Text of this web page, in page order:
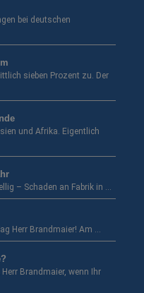
bei deutschen
sieben Prozent zu. Der
und Afrika. Eigentlich
– Schaden an Fabrik in …
Herr Brandmaier! Am …
Brandmaier, wenn Ihr